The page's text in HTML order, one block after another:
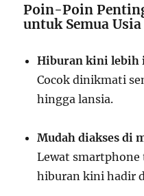
Poin-Poin
untuk Semua Usia
Hiburan kini lebih
Cocok dinikmati
hingga lansia.
Mudah diakses di
Lewat
hiburan kini hadir